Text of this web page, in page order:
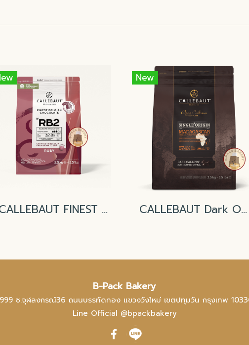
CALLEBAUT FINEST BELGIAN CHOCOLATE (Coin not Chips) RUBY Chocolate 33.6%
New
CALLEBAUT Dark Origin Chocolate Madagascar 67.4%
B-Pack Bakery
ซ.จุฬลงกรณ์36 ถนนบรรทัดทอง แขวงวังใหม่ เขตปทุมวัน กรุงเทพ
Line Official @bpackbakery